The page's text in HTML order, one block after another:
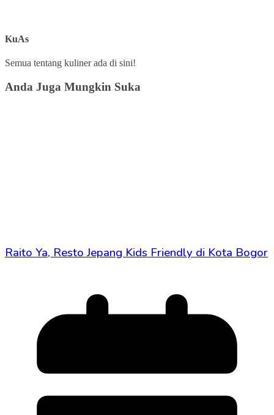
KuAs
Semua tentang kuliner ada di sini!
Anda Juga Mungkin Suka
Raito Ya, Resto Jepang Kids Friendly di Kota Bogor